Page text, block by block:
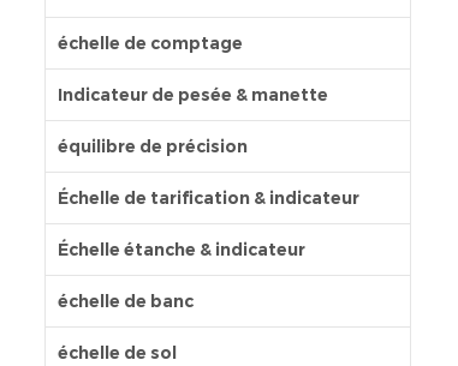
échelle de comptage
Indicateur de pesée & manette
équilibre de précision
Échelle de tarification & indicateur
Échelle étanche & indicateur
échelle de banc
échelle de sol